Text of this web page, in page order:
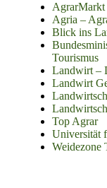
AgrarMarkt
Agria –
Blick ins
Tourismus
Landwirt –
Landwirt
Top Agrar
Universität
Weidezone